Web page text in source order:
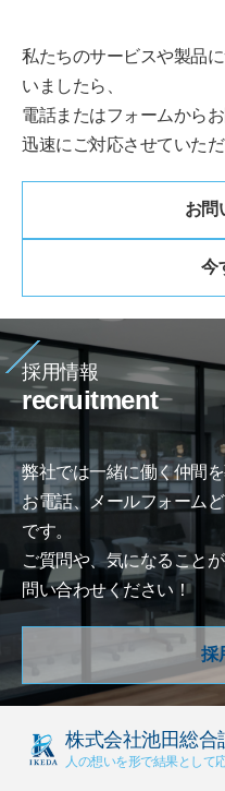
私たちのサービスや製品
いましたら、
電話またはフォームから
迅速にご対応させていただ
お問
今
採用情報
recruitment
弊社では一緒に働く仲間
お電話、メールフォーム
です。
ご質問や、気になること
問い合わせください！
採
株式会社池田総合
人の想いを形で結果として